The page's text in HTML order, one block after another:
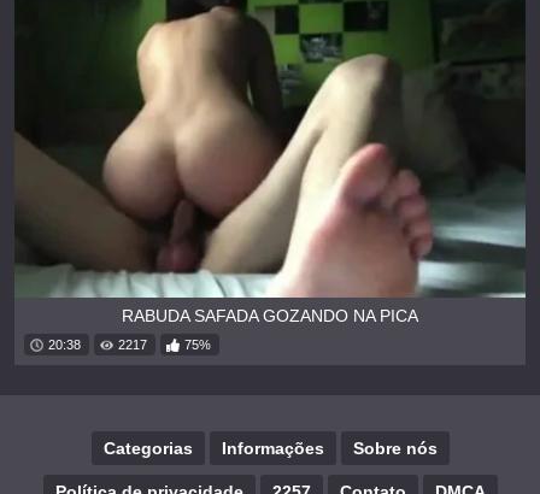
RABUDA SAFADA GOZANDO NA PICA
20:38 2217 75%
Categorias Informações Sobre nós